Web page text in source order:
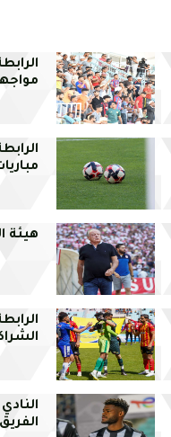
هيئة
الفريق